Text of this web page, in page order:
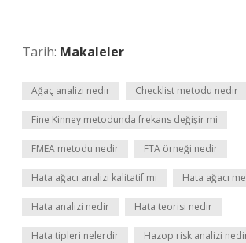
Tarih: Makaleler
Ağaç analizi nedir Checklist metodu nedir
Fine Kinney metodunda frekans değişir mi
FMEA metodu nedir FTA örneği nedir
Hata ağacı analizi kalitatif mi Hata ağacı
Hata analizi nedir Hata teorisi nedir
Hata tipleri nelerdir Hazop risk analizi